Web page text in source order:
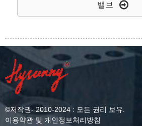
밸브
©저작권- 2010-2024 : 모든 권리 보유.
이용약관 및 개인정보처리방침